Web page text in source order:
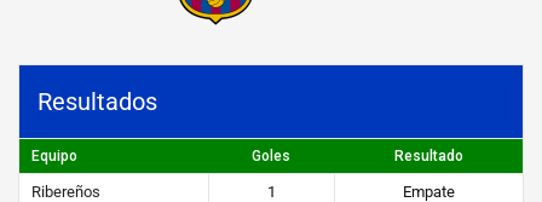
v
B
Resultados
Equipo Goles Resultado
Ribereños 1
Empate